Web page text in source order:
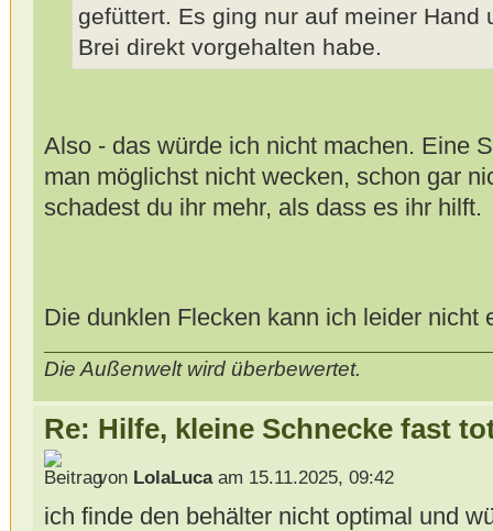
gefüttert. Es ging nur auf meiner Hand
Brei direkt vorgehalten habe.
Also - das würde ich nicht machen. Eine
man möglichst nicht wecken, schon gar
schadest du ihr mehr, als dass es ihr hilft.
Die dunklen Flecken kann ich leider nicht
Die Außenwelt wird überbewertet.
Re: Hilfe, kleine Schnecke fast
von LolaLucaam 15.11.2025, 09:42
ich finde den behälter nicht optimal und